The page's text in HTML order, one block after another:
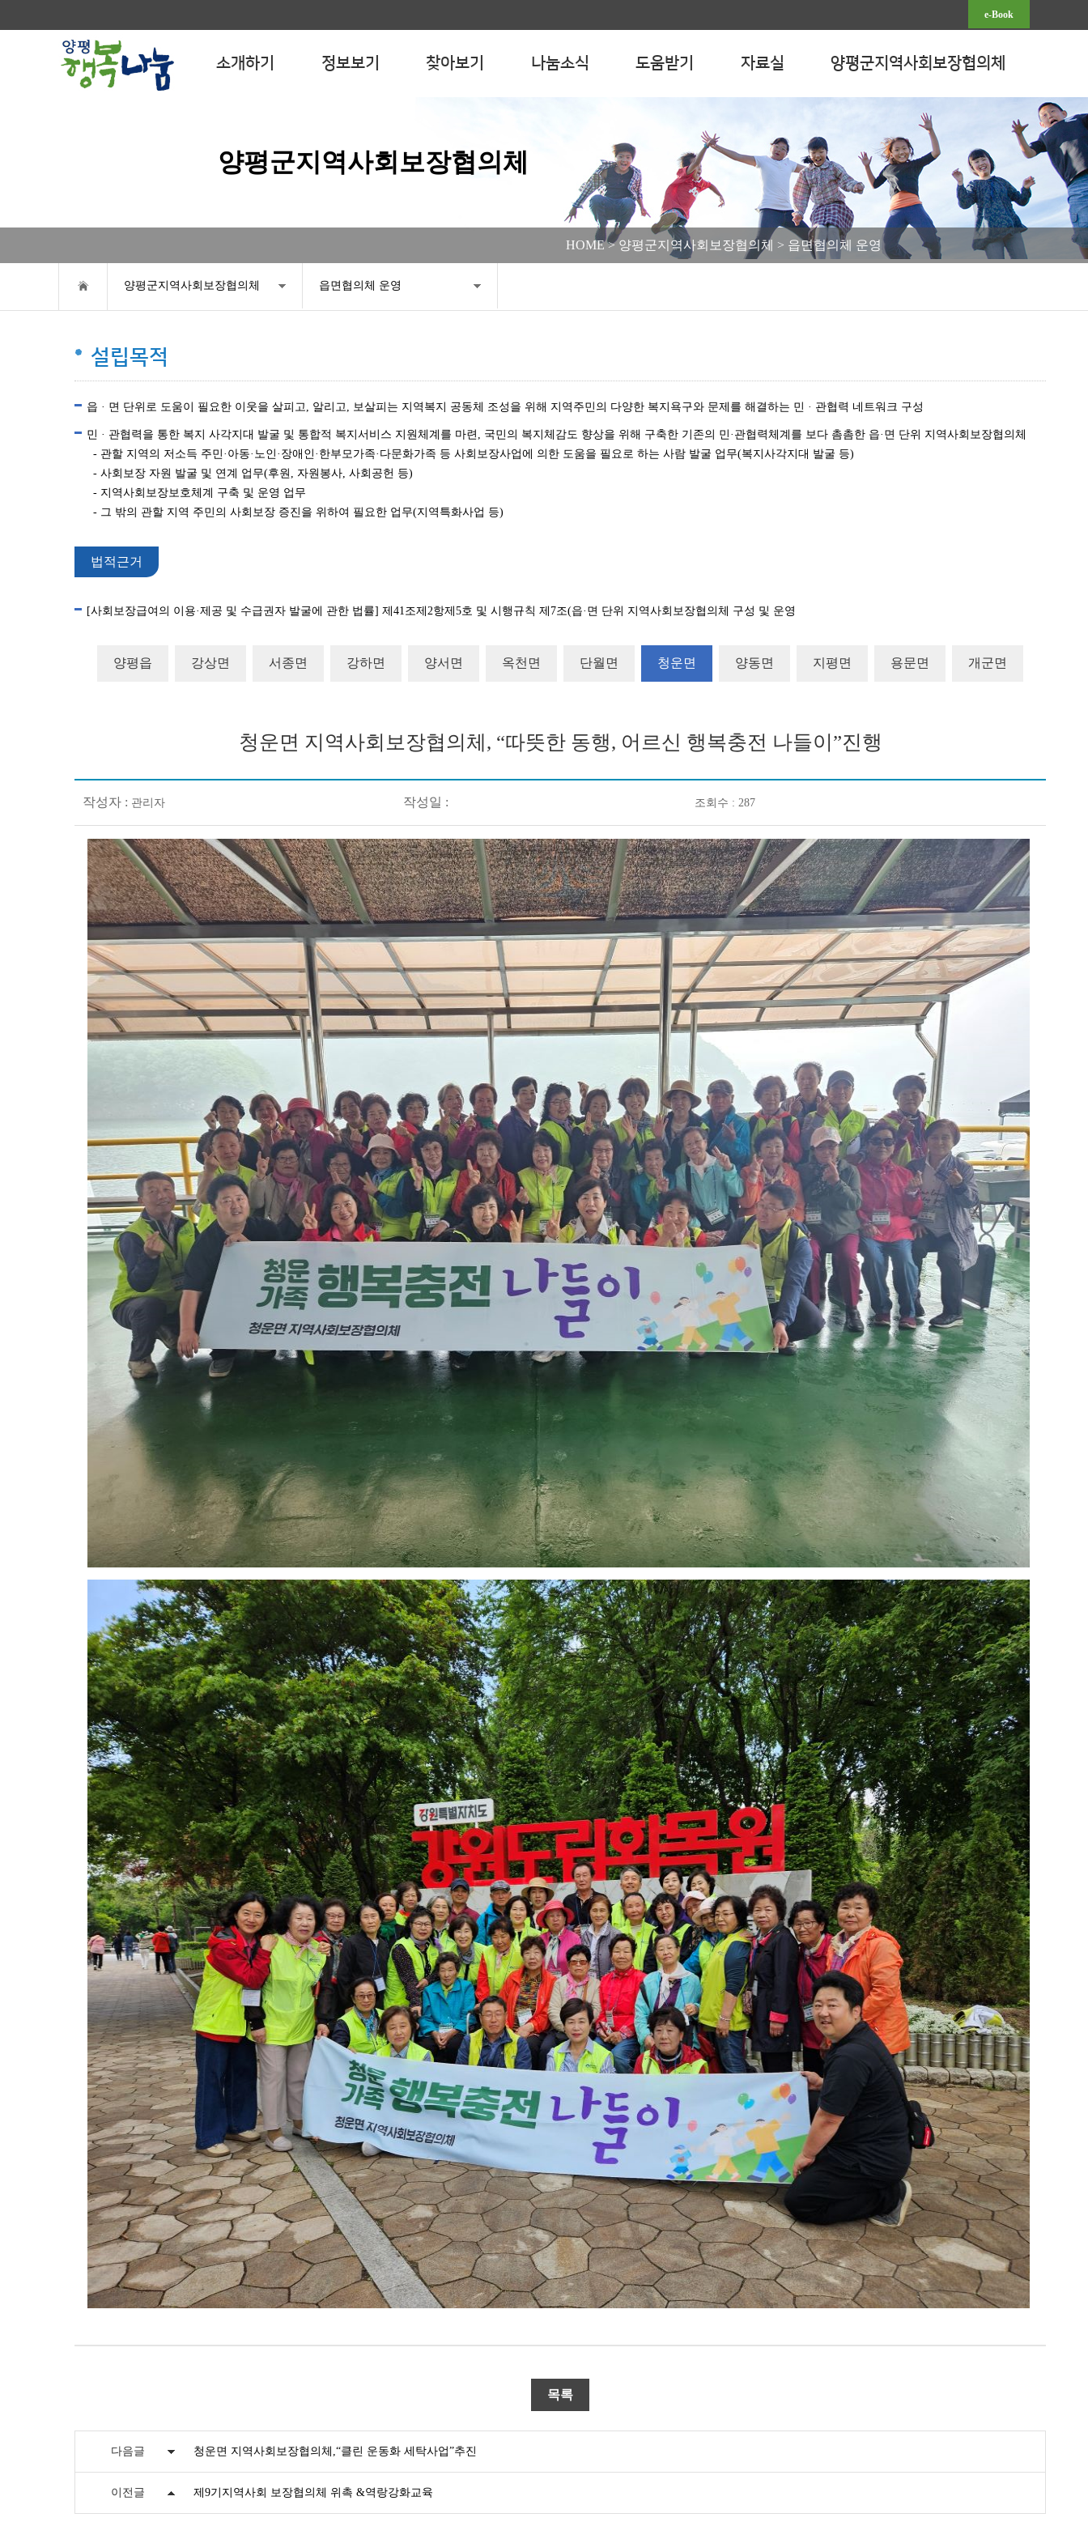
e-Book
소개하기 정보보기 찾아보기 나눔소식 도움받기 자료실 양평군지역사회보장협의체
전체메뉴보기열기
양평군지역사회보장협의체
HOME > 양평군지역사회보장협의체 > 읍면협의체 운영
양평군지역사회보장협의체 읍면협의체 운영
설립목적
읍 · 면 단위로 도움이 필요한 이웃을 살피고, 알리고, 보살피는 지역복지 공동체 조성을 위해 지역주민의 다양한 복지욕구와 문제를 해결하는 민 · 관협력 네트워크 구성
민 · 관협력을 통한 복지 사각지대 발굴 및 통합적 복지서비스 지원체계를 마련, 국민의 복지체감도 향상을 위해 구축한 기존의 민·관협력체계를 보다 촘촘한 읍·면 단위 지역사회보장협의체
- 관할 지역의 저소득 주민·아동·노인·장애인·한부모가족·다문화가족 등 사회보장사업에 의한 도움을 필요로 하는 사람 발굴 업무(복지사각지대 발굴 등)
- 사회보장 자원 발굴 및 연계 업무(후원, 자원봉사, 사회공헌 등)
- 지역사회보장보호체계 구축 및 운영 업무
- 그 밖의 관할 지역 주민의 사회보장 증진을 위하여 필요한 업무(지역특화사업 등)
법적근거
[사회보장급여의 이용·제공 및 수급권자 발굴에 관한 법률] 제41조제2항제5호 및 시행규칙 제7조(읍·면 단위 지역사회보장협의체 구성 및 운영
양평읍 강상면 서종면 강하면 양서면 옥천면 단월면 청운면 양동면 지평면 용문면 개군면
청운면 지역사회보장협의체, “따뜻한 동행, 어르신 행복충전 나들이”진행
작성자 : 관리자 작성일 : 조회수 : 287
목록
다음글 청운면 지역사회보장협의체,“클린 운동화 세탁사업”추진
이전글 제9기지역사회 보장협의체 위촉 &역랑강화교육